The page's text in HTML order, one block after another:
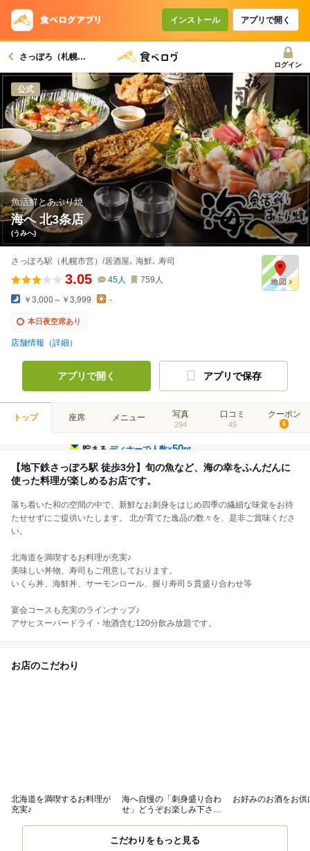
インストール アプリで開く
さっぽろ（札幌市営）駅グルメへ
ログイン
公式
魚活鮮とあぶり焼
海へ 北3条店
(うみへ)
さっぽろ駅（札幌市営）/居酒屋､ 海鮮､ 寿司
3.05 45人 759 人
￥3,000～￥3,999 -
本日夜空席あり
店舗情報（詳細）
アプリで開く アプリで保存
トップ 座席 メニュー 写真
294
口コミ
45
クーポン
6
貯まるディナーで人数×50pt
【地下鉄さっぽろ駅 徒歩3分】旬の魚など、海の幸をふんだんに
使った料理が楽しめるお店です。
落ち着いた和の空間の中で、新鮮なお刺身をはじめ四季の繊細な味覚をお待
たせせずにご提供いたします。 北が育てた逸品の数々を、是非ご賞味くださ
い。
北海道を満喫するお料理が充実♪
美味しい丼物、寿司もご用意しております。
いくら丼、海鮮丼、サーモンロール、握り寿司５貫盛り合わせ等
宴会コースも充実のラインナップ♪
アサヒスーパードライ・地酒含む120分飲み放題です。
お店のこだわり
北海道を満喫するお料理が
充実♪
海へ自慢の「刺身盛り合わ
せ」どうぞお楽しみ下さ
お好みのお酒をお供
こだわりをもっと見る
コースで使えるクーポン
戻る
クーポンを利用せず予約する